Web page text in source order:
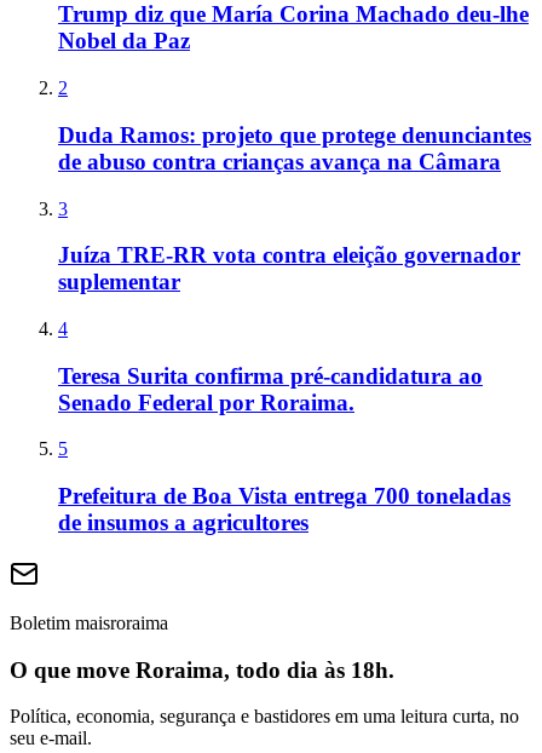
Trump diz que María Corina Machado deu-lhe
Nobel da Paz
2
Duda Ramos: projeto que protege denunciantes
de abuso contra crianças avança na Câmara
3
Juíza TRE-RR vota contra eleição governador
suplementar
4
Teresa Surita confirma pré-candidatura ao
Senado Federal por Roraima.
5
Prefeitura de Boa Vista entrega 700 toneladas
de insumos a agricultores
Boletim maisroraima
O que move Roraima, todo dia às 18h.
Política, economia, segurança e bastidores em uma leitura curta, no
seu e-mail.